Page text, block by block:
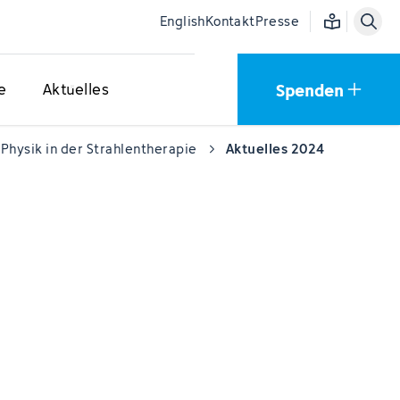
EnglishKontaktPresse Einfache
Aktuelles Spenden
in der Strahlentherapie Aktuelles 2024